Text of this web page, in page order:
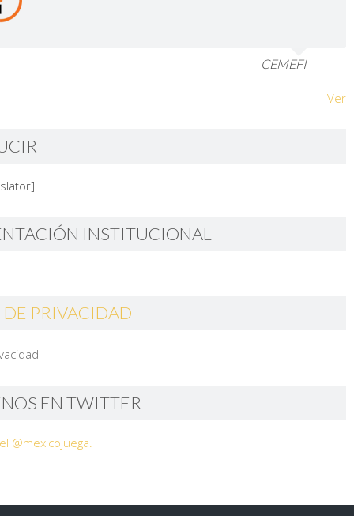
CEMEFI
Ver
INSTITUCIONAL
DE PRIVACIDAD
EN TWITTER
@mexicojuega.